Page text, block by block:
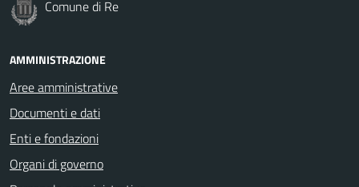
Comune di Re
AMMINISTRAZIONE
Aree amministrative
Documenti e dati
Enti e fondazioni
Organi di governo